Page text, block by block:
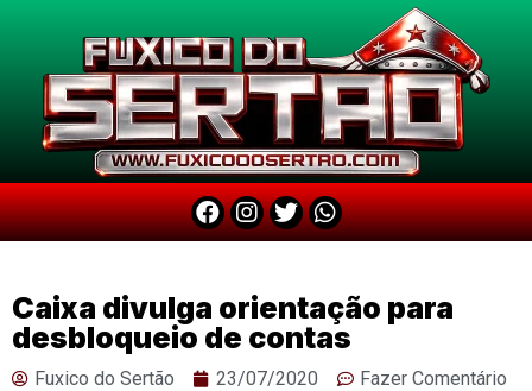
Caixa divulga orientação para
desbloqueio de contas
Fuxico do Sertão 23/07/2020 Fazer Comentário